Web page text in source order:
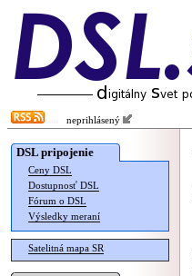
neprihlásený
DSL pripojenie
Ceny DSL
Dostupnosť DSL
Fórum o DSL
Výsledky meraní
Satelitná mapa SR